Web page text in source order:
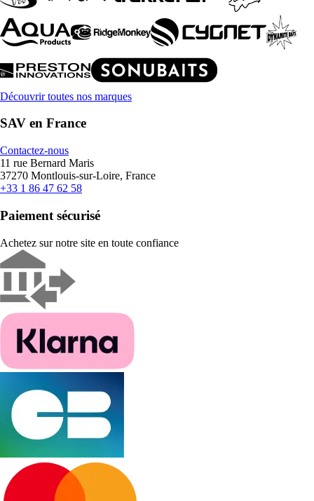
Découvrir toutes nos marques
SAV en France
Contactez-nous
11 rue Bernard Maris
37270 Montlouis-sur-Loire, France
+33 1 86 47 62 58
Paiement sécurisé
Achetez sur notre site en toute confiance